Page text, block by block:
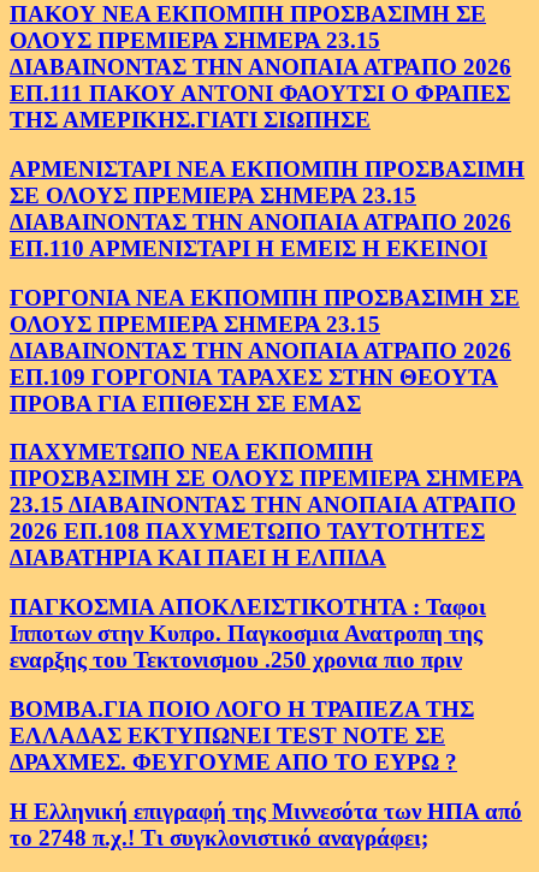
ΠΑΚΟΥ ΝΕΑ ΕΚΠΟΜΠΗ ΠΡΟΣΒΑΣΙΜΗ ΣΕ
ΟΛΟΥΣ ΠΡΕΜΙΕΡΑ ΣΗΜΕΡΑ 23.15
ΔΙΑΒΑΙΝΟΝΤΑΣ ΤΗΝ ΑΝΟΠΑΙΑ ΑΤΡΑΠΟ 2026
ΕΠ.111 ΠΑΚΟΥ ΑΝΤΟΝΙ ΦΑΟΥΤΣΙ Ο ΦΡΑΠΕΣ
ΤΗΣ ΑΜΕΡΙΚΗΣ.ΓΙΑΤΙ ΣΙΩΠΗΣΕ
ΑΡΜΕΝΙΣΤΑΡΙ ΝΕΑ ΕΚΠΟΜΠΗ ΠΡΟΣΒΑΣΙΜΗ
ΣΕ ΟΛΟΥΣ ΠΡΕΜΙΕΡΑ ΣΗΜΕΡΑ 23.15
ΔΙΑΒΑΙΝΟΝΤΑΣ ΤΗΝ ΑΝΟΠΑΙΑ ΑΤΡΑΠΟ 2026
ΕΠ.110 ΑΡΜΕΝΙΣΤΑΡΙ Η ΕΜΕΙΣ Η ΕΚΕΙΝΟΙ
ΓΟΡΓΟΝΙΑ ΝΕΑ ΕΚΠΟΜΠΗ ΠΡΟΣΒΑΣΙΜΗ ΣΕ
ΟΛΟΥΣ ΠΡΕΜΙΕΡΑ ΣΗΜΕΡΑ 23.15
ΔΙΑΒΑΙΝΟΝΤΑΣ ΤΗΝ ΑΝΟΠΑΙΑ ΑΤΡΑΠΟ 2026
ΕΠ.109 ΓΟΡΓΟΝΙΑ ΤΑΡΑΧΕΣ ΣΤΗΝ ΘΕΟΥΤΑ
ΠΡΟΒΑ ΓΙΑ ΕΠΙΘΕΣΗ ΣΕ ΕΜΑΣ
ΠΑΧΥΜΕΤΩΠΟ ΝΕΑ ΕΚΠΟΜΠΗ
ΠΡΟΣΒΑΣΙΜΗ ΣΕ ΟΛΟΥΣ ΠΡΕΜΙΕΡΑ ΣΗΜΕΡΑ
23.15 ΔΙΑΒΑΙΝΟΝΤΑΣ ΤΗΝ ΑΝΟΠΑΙΑ ΑΤΡΑΠΟ
2026 ΕΠ.108 ΠΑΧΥΜΕΤΩΠΟ ΤΑΥΤΟΤΗΤΕΣ
ΔΙΑΒΑΤΗΡΙΑ ΚΑΙ ΠΑΕΙ Η ΕΛΠΙΔΑ
ΠΑΓΚΟΣΜΙΑ ΑΠΟΚΛΕΙΣΤΙΚΟΤΗΤΑ : Ταφοι
Ιπποτων στην Κυπρο. Παγκοσμια Ανατροπη της
εναρξης του Τεκτονισμου .250 χρονια πιο πριν
ΒΟΜΒΑ.ΓΙΑ ΠΟΙΟ ΛΟΓΟ Η ΤΡΑΠΕΖΑ ΤΗΣ
ΕΛΛΑΔΑΣ ΕΚΤΥΠΩΝΕΙ TEST NOTE ΣΕ
ΔΡΑΧΜΕΣ. ΦΕΥΓΟΥΜΕ ΑΠΟ ΤΟ ΕΥΡΩ ?
Η Ελληνική επιγραφή της Μιννεσότα των ΗΠΑ από
το 2748 π.χ.! Τι συγκλονιστικό αναγράφει;